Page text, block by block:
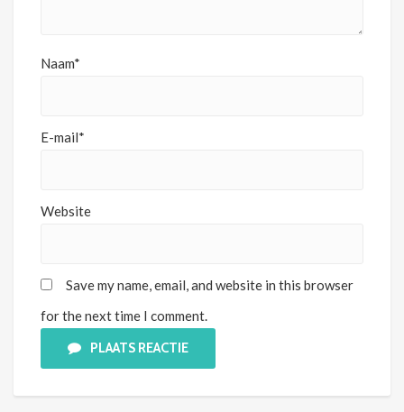
Naam*
E-mail*
Website
Save my name, email, and website in this browser
for the next time I comment.
PLAATS REACTIE